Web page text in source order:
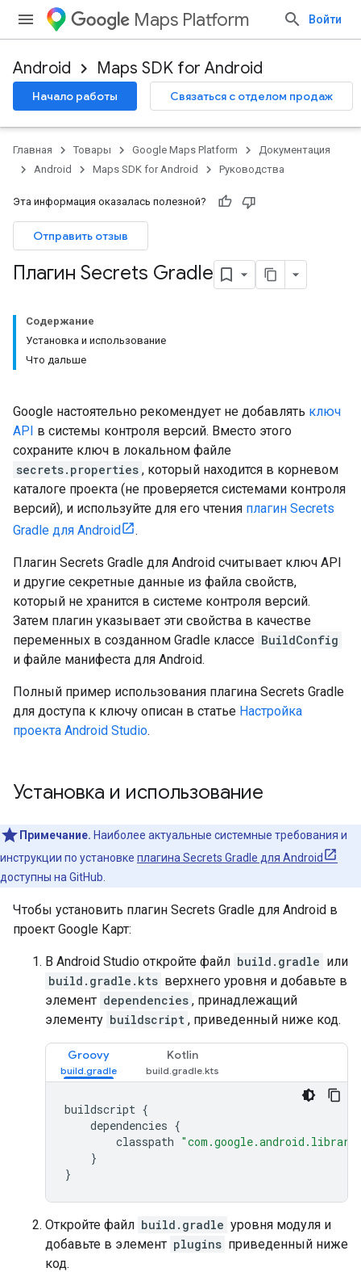
Maps Platform Войти
Android Maps SDK for Android
Начало работы Связаться с отделом продаж
Главная Товары Google Maps Platform
Документация
Android
Maps SDK for Android Руководства
Эта информация оказалась полезной?
Отправить отзыв
Плагин Secrets Gradle
Содержание
Установка и использование
Что дальше
Google настоятельно рекомендует не добавлять ключ
API в системы контроля версий. Вместо этого
сохраните ключ в локальном файле
secrets.properties , который находится в корневом
каталоге проекта (не проверяется системами контроля
версий), и используйте для его чтения плагин Secrets
Gradle для Android
.
Плагин Secrets Gradle для Android считывает ключ API
и другие секретные данные из файла свойств,
который не хранится в системе контроля версий.
Затем плагин указывает эти свойства в качестве
переменных в созданном Gradle классе BuildConfig
и файле манифеста для Android.
Полный пример использования плагина Secrets Gradle
для доступа к ключу описан в статье Настройка
проекта Android Studio.
Установка и использование
Примечание. Наиболее актуальные системные требования и
инструкции по установке плагина Secrets Gradle для Android
доступны на GitHub.
Чтобы установить плагин Secrets Gradle для Android в
проект Google Карт:
В Android Studio откройте файл build.gradle или
build.gradle.kts верхнего уровня и добавьте в
элемент dependencies , принадлежащий
элементу buildscript , приведенный ниже код.
Groovy Kotlin
buildscript {
dependencies {
classpath
}
}
Откройте файл build.gradle уровня модуля и
добавьте в элемент plugins приведенный ниже
код.